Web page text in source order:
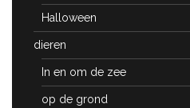
Halloween
dieren
In en om de zee
op de grond